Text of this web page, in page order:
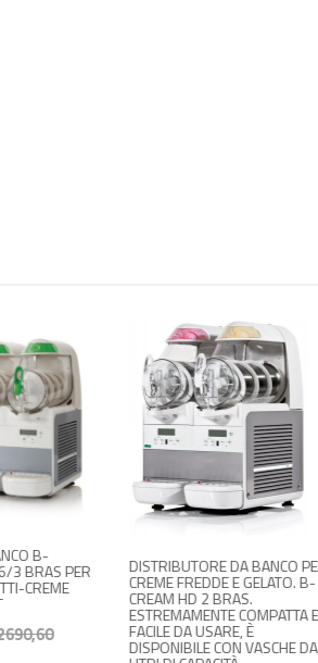
DISTRIBUTORE DA BANCO PER
CREME FREDDE E GELATO. B-
CREAM HD 2 BRAS.
ESTREMAMENTE COMPATTA E
FACILE DA USARE, È
DISPONIBILE CON VASCHE DA 6 €